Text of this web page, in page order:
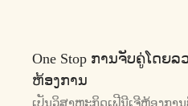
One Stop ການຈັບຄູ່ໂດຍລ
ຫ້ອງການ
ເປັນ​ວິ​ສາ​ຫະ​ກິດ​ເຟີ​ນີ​ເຈີ​ຫ້ອງ​ກ